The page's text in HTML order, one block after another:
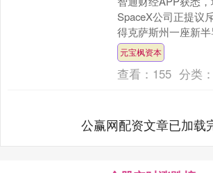
SpaceX公司正提议
得克萨斯州一座新
设，朝着他命名为
出关键一步....
元宝枫资本
查看： 155 分类：
公赢网配资文章已加载